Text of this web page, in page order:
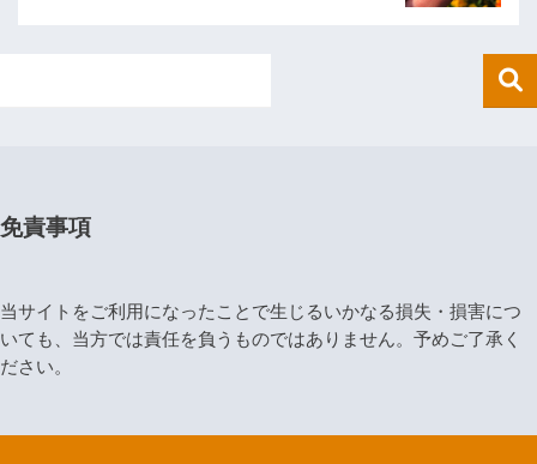
免責事項
当サイトをご利用になったことで生じるいかなる損失・損害につ
いても、当方では責任を負うものではありません。予めご了承く
ださい。